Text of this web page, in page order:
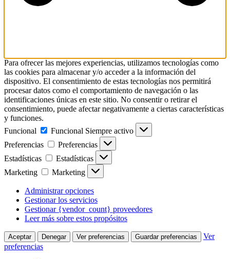
Para ofrecer las mejores experiencias, utilizamos tecnologías como
las cookies para almacenar y/o acceder a la información del
dispositivo. El consentimiento de estas tecnologías nos permitirá
procesar datos como el comportamiento de navegación o las
identificaciones únicas en este sitio. No consentir o retirar el
consentimiento, puede afectar negativamente a ciertas características
y funciones.
Funcional
Funcional Siempre activo
Preferencias
Preferencias
Estadísticas
Estadísticas
Marketing
Marketing
Administrar opciones
Gestionar los servicios
Gestionar {vendor_count} proveedores
Leer más sobre estos propósitos
Aceptar Denegar Ver preferencias Guardar preferencias
Ver
preferencias